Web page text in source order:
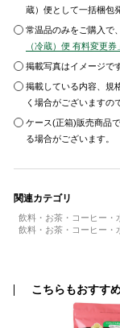
蔵）便として一括梱包
常温品のみをご購入で
（冷蔵）便 有料変更券
掲載写真はイメージで
掲載している内容、規
く場合がございますの
ケース(正箱)販売商品
る場合がございます。
関連カテゴリ
飲料・お茶・コーヒー・
飲料・お茶・コーヒー・
こちらもおすす